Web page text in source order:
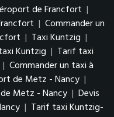
de Francfort |
| Commander un
| Taxi Kuntzig |
Kuntzig | Tarif taxi
| Commander un taxi à
de Metz - Nancy |
Metz - Nancy | Devis
| Tarif taxi Kuntzig-